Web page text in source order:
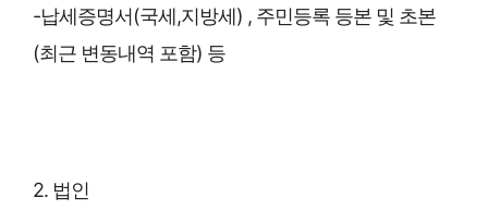
-납세증명서(국세,지방세) , 주민등록 등본 및 초본
(최근 변동내역 포함) 등
2. 법인